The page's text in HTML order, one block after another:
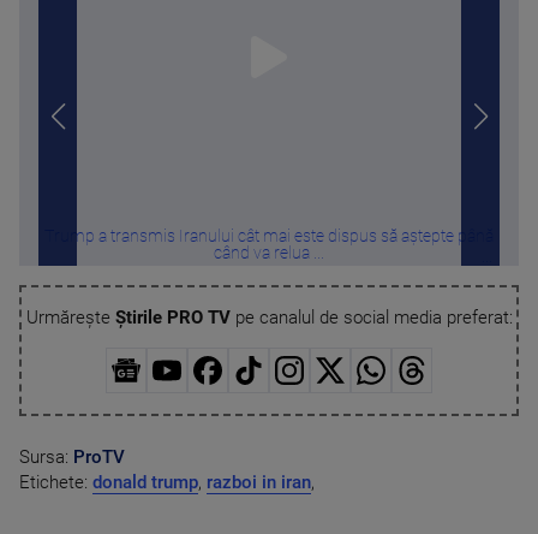
Trump a transmis Iranului cât mai este dispus să aștepte până
când va relua ...
Urmărește Știrile PRO TVpe canalul de social media preferat:
Sursa: ProTV
Etichete: donald trump, razboi in iran,